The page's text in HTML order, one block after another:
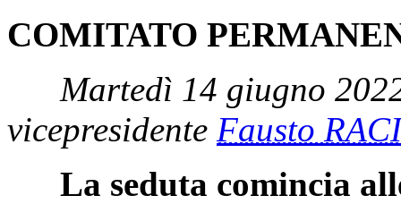
COMITATO
Martedì 14 giugno
vicepresidente Fausto
La seduta comincia